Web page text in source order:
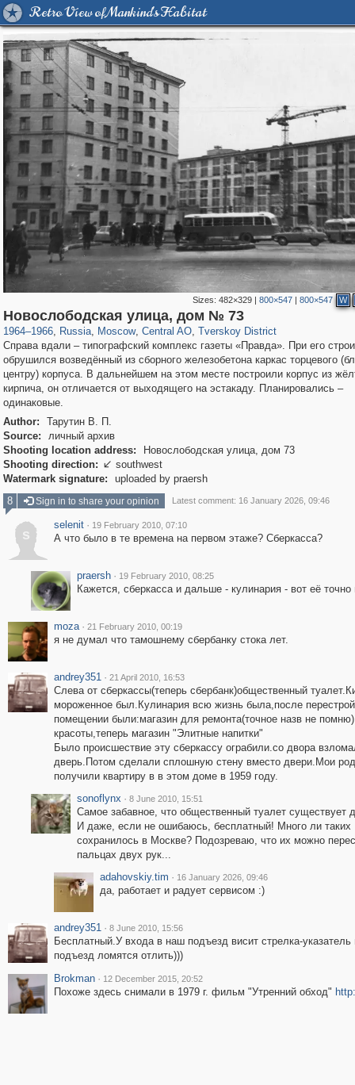
Retro View of Mankind's Habitat
Sizes:482×329 |800×547 |800×547 W
Новослободская улица, дом № 73
1964–1966, Russia
1,407,325 29,248
, Moscow
319,882 8,286
, Central AO
160,021 5,916
, Tverskoy District
53,055 2,283
Справа вдали – типографский комплекс газеты «Правда». При его
обрушился возведённый из сборного железобетона каркас торцевого
центру) корпуса. В дальнейшем на этом месте построили корпус из
кирпича, он отличается от выходящего на эстакаду. Планировались –
одинаковые.
Author:
Тарутин В. П.
Source:
личный архив
Shooting location address:
Новослободская улица, дом 73
Shooting direction:  southwest
Watermark signature:
uploaded by praersh
8
Sign in to share your opinion Latest comment: 16 January 2026, 09:46
s
selenit · 19 February 2010, 07:10
А что было в те времена на первом этаже? Сберкасса?
praersh · 19 February 2010, 08:25
Кажется, сберкасса и дальше - кулинария - вот её
moza · 21 February 2010, 00:19
я не думал что тамошнему сбербанку стока лет.
andrey351 · 21 April 2010, 16:53
Слева от сберкассы(теперь сбербанк)общественный
мороженное был.Кулинария всю жизнь была,после
помещении были:магазин для ремонта(точное назв не
красоты,теперь магазин "Элитные напитки"
Было происшествие эту сберкассу ограбили.со двора
дверь.Потом сделали сплошную стену вместо двери.Мои
получили квартиру в в этом доме в 1959 году.
sonoflynx · 8 June 2010, 15:51
Самое забавное, что общественный туалет существует
И даже, если не ошибаюсь, бесплатный! Много ли таких
сохранилось в Москве? Подозреваю, что их можно
пальцах двух рук...
adahovskiy.tim · 16 January 2026, 09:46
да, работает и радует сервисом :)
andrey351 · 8 June 2010, 15:56
Бесплатный.У входа в наш подъезд висит стрелка-
подъезд ломятся отлить)))
Brokman · 12 December 2015, 20:52
Похоже здесь снимали в 1979 г. фильм "Утренний обход"